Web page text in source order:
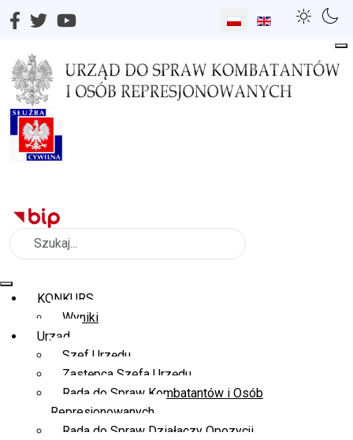
Wybierz swój język
Szukaj
KONKURS
Wyniki
Urząd
Szef Urzędu
Zastępca Szefa Urzędu
Rada do Spraw Kombatantów i Osób
Represjonowanych
Rada do Spraw Działaczy Opozycji